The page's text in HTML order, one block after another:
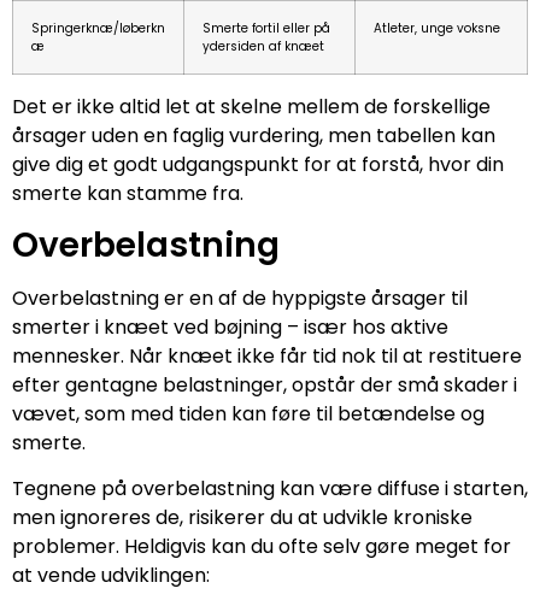
Springerknæ/løberkn
æ
Smerte fortil eller på
ydersiden af knæet
Atleter, unge voksne
Det er ikke altid let at skelne mellem de forskellige
årsager uden en faglig vurdering, men tabellen kan
give dig et godt udgangspunkt for at forstå, hvor din
smerte kan stamme fra.
Overbelastning
Overbelastning er en af de hyppigste årsager til
smerter i knæet ved bøjning – især hos aktive
mennesker. Når knæet ikke får tid nok til at restituere
efter gentagne belastninger, opstår der små skader i
vævet, som med tiden kan føre til betændelse og
smerte.
Tegnene på overbelastning kan være diffuse i starten,
men ignoreres de, risikerer du at udvikle kroniske
problemer. Heldigvis kan du ofte selv gøre meget for
at vende udviklingen: